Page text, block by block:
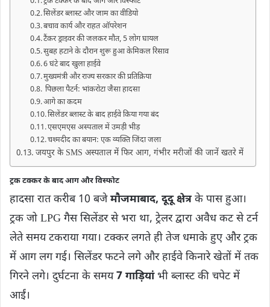
सिलेंडर ब्लास्ट और जाम का वीडियो
बचाव कार्य और राहत ऑपरेशन
टैंकर ड्राइवर की जलकर मौत, 5 लोग घायल
सुबह हटाने के दौरान शुरू हुआ केमिकल रिसाव
6 घंटे बाद खुला हाईवे
मुख्यमंत्री और राज्य सरकार की प्रतिक्रिया
पिछला पैटर्न: भांकरोटा जैसा हादसा
आगे का कदम
सिलेंडर ब्लास्ट के बाद हाईवे किया गया बंद
एसएमएस अस्पताल में उमड़ी भीड़
चश्मदीद का बयान: एक व्यक्ति जिंदा जला
जयपुर के SMS अस्पताल में फिर आग, गंभीर मरीजों की जानें खतरे में
ट्रक टक्कर के बाद आग और विस्फोट
हादसा रात करीब 10 बजेमौजमाबाद, दूदू क्षेत्र के पास हुआ।
ट्रक जो LPG गैस सिलेंडर से भरा था, ट्रेलर द्वारा अवैध कट से टर्न
लेते समय टकराया गया। टक्कर लगते ही तेज धमाके हुए और ट्रक
में आग लग गई। सिलेंडर फटने लगे और हाईवे किनारे खेतों में तक
गिरने लगे। दुर्घटना के समय7 गाड़ियांभी ब्लास्ट की चपेट में
आईं।